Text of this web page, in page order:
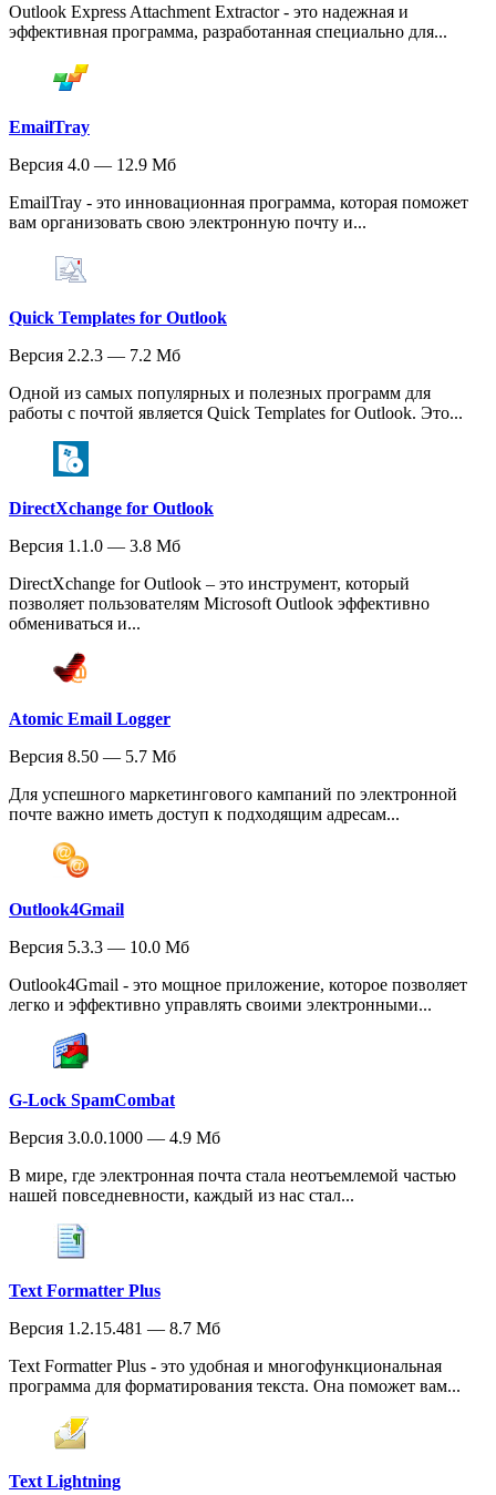
Outlook Express Attachment Extractor - это надежная и
эффективная программа, разработанная специально для...
EmailTray
Версия 4.0 — 12.9 Мб
EmailTray - это инновационная программа, которая поможет
вам организовать свою электронную почту и...
Quick Templates for Outlook
Версия 2.2.3 — 7.2 Мб
Одной из самых популярных и полезных программ для
работы с почтой является Quick Templates for Outlook. Это...
DirectXchange for Outlook
Версия 1.1.0 — 3.8 Мб
DirectXchange for Outlook – это инструмент, который
позволяет пользователям Microsoft Outlook эффективно
обмениваться и...
Atomic Email Logger
Версия 8.50 — 5.7 Мб
Для успешного маркетингового кампаний по электронной
почте важно иметь доступ к подходящим адресам...
Outlook4Gmail
Версия 5.3.3 — 10.0 Мб
Outlook4Gmail - это мощное приложение, которое позволяет
легко и эффективно управлять своими электронными...
G-Lock SpamCombat
Версия 3.0.0.1000 — 4.9 Мб
В мире, где электронная почта стала неотъемлемой частью
нашей повседневности, каждый из нас стал...
Text Formatter Plus
Версия 1.2.15.481 — 8.7 Мб
Text Formatter Plus - это удобная и многофункциональная
программа для форматирования текста. Она поможет вам...
Text Lightning